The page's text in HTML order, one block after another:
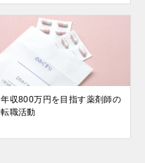
年収800万円を目指す薬剤師の
転職活動